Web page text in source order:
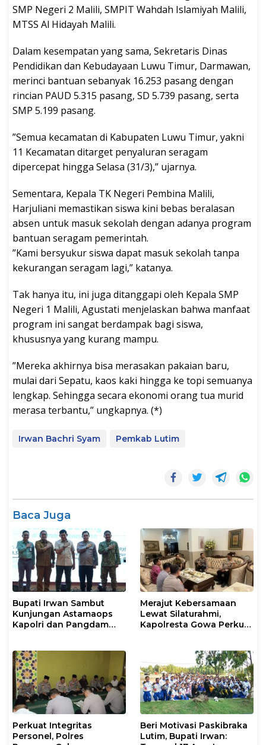
SMP Negeri 2 Malili, SMPIT Wahdah Islamiyah Malili,
MTSS Al Hidayah Malili.
‎Dalam kesempatan yang sama, Sekretaris Dinas
Pendidikan dan Kebudayaan Luwu Timur, Darmawan,
merinci bantuan sebanyak 16.253 pasang dengan
rincian PAUD 5.315 pasang, SD 5.739 pasang, serta
SMP 5.199 pasang.
‎”Semua kecamatan di Kabupaten Luwu Timur, yakni
11 Kecamatan ditarget penyaluran seragam
dipercepat hingga Selasa (31/3),” ujarnya.
‎Sementara, Kepala TK Negeri Pembina Malili,
Harjuliani memastikan siswa kini bebas beralasan
absen untuk masuk sekolah dengan adanya program
bantuan seragam pemerintah.
‎”Kami bersyukur siswa dapat masuk sekolah tanpa
kekurangan seragam lagi,” katanya.
‎Tak hanya itu, ini juga ditanggapi oleh Kepala SMP
Negeri 1 Malili, Agustati menjelaskan bahwa manfaat
program ini sangat berdampak bagi siswa,
khususnya yang kurang mampu.
‎”Mereka akhirnya bisa merasakan pakaian baru,
mulai dari Sepatu, kaos kaki hingga ke topi semuanya
lengkap. Sehingga secara ekonomi orang tua murid
merasa terbantu,” ungkapnya. (*)
Irwan Bachri Syam Pemkab Lutim
Baca Juga
Bupati Irwan Sambut
Kunjungan Astamaops
Kapolri dan Pangdam
Merajut Kebersamaan
Lewat Silaturahmi,
Kapolresta Gowa Perkuat
Perkuat Integritas
Personel, Polres
Beri Motivasi Paskibraka
Lutim, Bupati Irwan: